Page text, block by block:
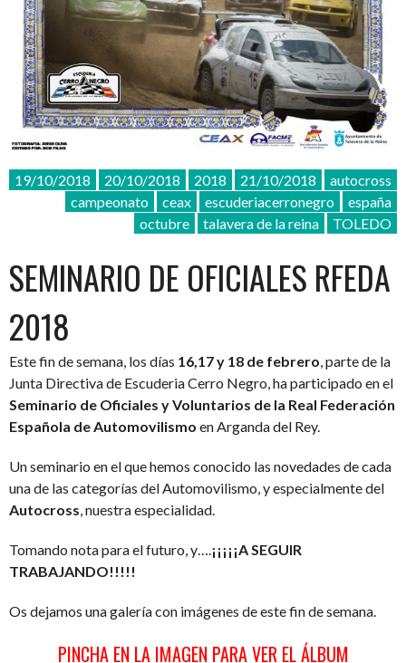
19/10/2018 20/10/2018 2018 21/10/2018
autocross
campeonato
ceax escuderiacerronegro
españa
octubre
talavera de la reina TOLEDO
SEMINARIO DE OFICIALES RFEDA
2018
Este fin de semana, los días 16,17 y 18 de febrero, parte de la
Junta Directiva de Escuderia Cerro Negro, ha participado en el
Seminario de Oficiales y Voluntarios de la Real Federación
Española de Automovilismo en Arganda del Rey.
Un seminario en el que hemos conocido las novedades de cada
una de las categorías del Automovilismo, y especialmente del
Autocross, nuestra especialidad.
Tomando nota para el futuro, y….¡¡¡¡¡A SEGUIR
TRABAJANDO!!!!!
Os dejamos una galería con imágenes de este fin de semana.
PINCHA EN LA IMAGEN PARA VER EL ÁLBUM